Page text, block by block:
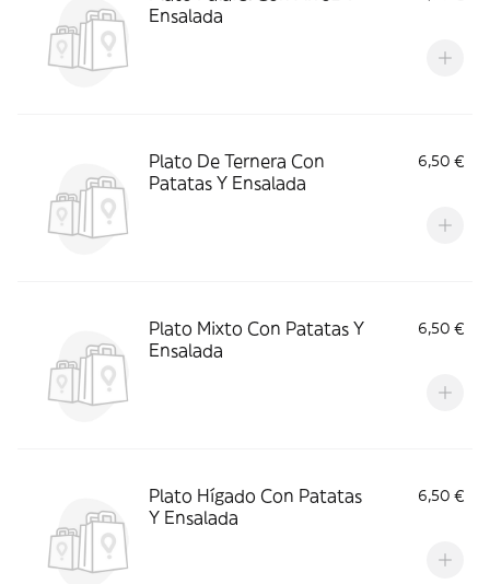
Ensalada
Plato De Ternera Con
Patatas Y Ensalada
6,50 €
Plato Mixto Con Patatas Y
Ensalada
6,50 €
Plato Hígado Con Patatas
Y Ensalada
6,50 €